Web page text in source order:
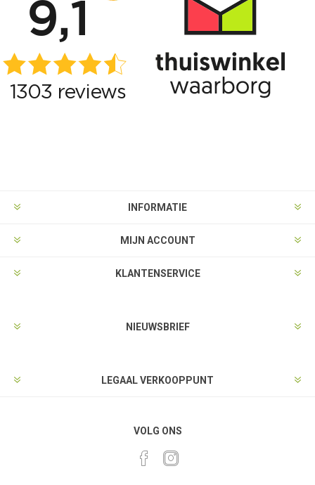
INFORMATIE
MIJN ACCOUNT
KLANTENSERVICE
NIEUWSBRIEF
LEGAAL VERKOOPPUNT
VOLG ONS